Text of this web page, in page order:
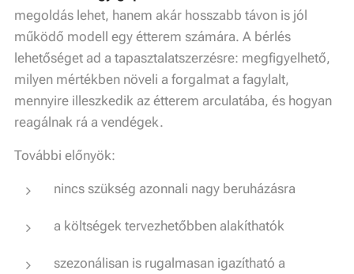
megoldás lehet, hanem akár hosszabb távon is jól
működő modell egy étterem számára. A bérlés
lehetőséget ad a tapasztalatszerzésre: megfigyelhető,
milyen mértékben növeli a forgalmat a fagylalt,
mennyire illeszkedik az étterem arculatába, és hogyan
reagálnak rá a vendégek.
További előnyök:
nincs szükség azonnali nagy beruházásra
a költségek tervezhetőbben alakíthatók
szezonálisan is rugalmasan igazítható a